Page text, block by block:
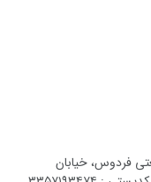
فردوس، خیابان